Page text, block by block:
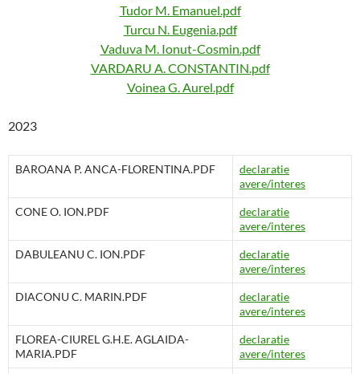
Tudor M. Emanuel.pdf
Turcu N. Eugenia.pdf
Vaduva M. Ionut-Cosmin.pdf
VARDARU A. CONSTANTIN.pdf
Voinea G. Aurel.pdf
2023
BAROANA P. ANCA-FLORENTINA.PDF
declaratie
avere/interes
CONE O. ION.PDF
declaratie
avere/interes
DABULEANU C. ION.PDF
declaratie
avere/interes
DIACONU C. MARIN.PDF
declaratie
avere/interes
FLOREA-CIUREL G.H.E. AGLAIDA-
MARIA.PDF
declaratie
avere/interes